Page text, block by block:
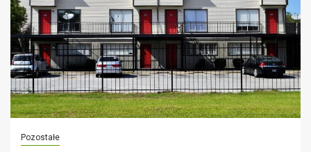
Pozostałe